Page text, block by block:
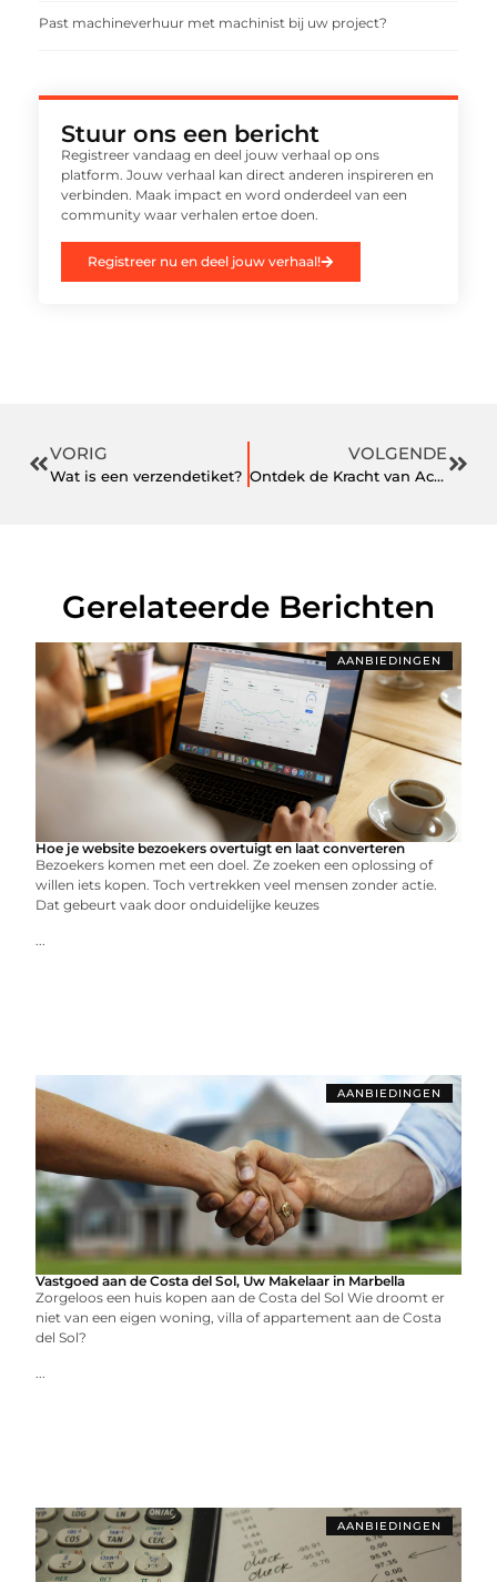
Past machineverhuur met machinist bij uw project?
Stuur ons een bericht
Registreer vandaag en deel jouw verhaal op ons
platform. Jouw verhaal kan direct anderen inspireren en
verbinden. Maak impact en word onderdeel van een
community waar verhalen ertoe doen.
Registreer nu en deel jouw verhaal!
VORIG
Wat is een verzendetiket?
VOLGENDE
Ontdek de Kracht van Acupunctuur in Zoetermeer
Gerelateerde Berichten
AANBIEDINGEN
Hoe je website bezoekers overtuigt en laat converteren
Bezoekers komen met een doel. Ze zoeken een oplossing of
willen iets kopen. Toch vertrekken veel mensen zonder actie.
Dat gebeurt vaak door onduidelijke keuzes
...
AANBIEDINGEN
Vastgoed aan de Costa del Sol, Uw Makelaar in Marbella
Zorgeloos een huis kopen aan de Costa del Sol Wie droomt er
niet van een eigen woning, villa of appartement aan de Costa
del Sol?
...
AANBIEDINGEN